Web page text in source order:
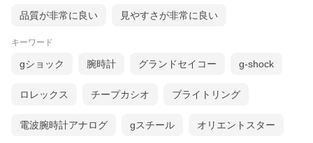
品質が非常に良い 見やすさが非常に良い
キーワード
gショック 腕時計 グランドセイコー g-shock
ロレックス チープカシオ ブライトリング
電波腕時計アナログ gスチール オリエントスター